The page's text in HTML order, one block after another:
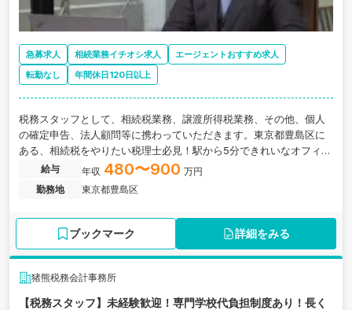
急募求人 相続業務イチオシ求人
エージェントおすすめ求人
転勤なし
年間休日120日以上
税務スタッフとして、相続税業務、譲渡所得税業務、その他、個人
の確定申告、法人顧問等に携わっていただきます。東京都豊島区に
ある、相続税をやりたい税理士必見！駅から5分できれいなオフィ
ス！相続税・不動産税務に特化した税理士法人の求人です。
給与 年収 480〜900 万円
勤務地
東京都豊島区
ブックマーク 詳細をみる
猪熊税務会計事務所
【税務スタッフ】未経験歓迎！専門学校代負担制度あり！長く